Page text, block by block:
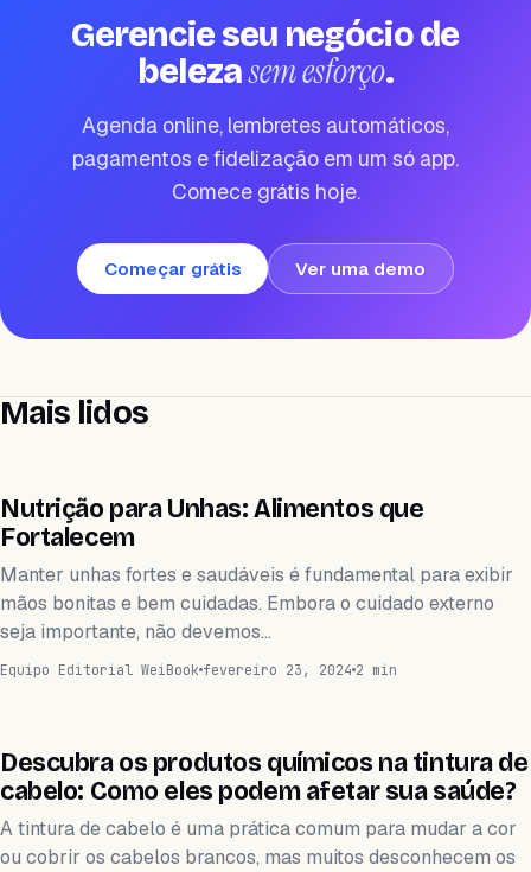
Gerencie seu negócio de
belezasem esforço.
Agenda online, lembretes automáticos,
pagamentos e fidelização em um só app.
Comece grátis hoje.
Começar grátis Ver uma demo
Mais lidos
WEIHEALTH
Nutrição para Unhas: Alimentos que
Fortalecem
Manter unhas fortes e saudáveis é fundamental para exibir
mãos bonitas e bem cuidadas. Embora o cuidado externo
seja importante, não devemos…
Equipo Editorial WeiBook fevereiro 23, 2024 2 min
WEIHEALTH
Descubra os produtos químicos na tintura de
cabelo: Como eles podem afetar sua saúde?
A tintura de cabelo é uma prática comum para mudar a cor
ou cobrir os cabelos brancos, mas muitos desconhecem os